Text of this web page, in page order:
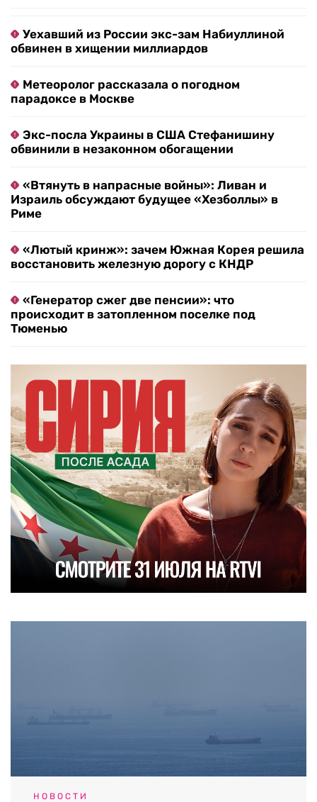
Уехавший из России экс-зам Набиуллиной
обвинен в хищении миллиардов
Метеоролог рассказала о погодном
парадоксе в Москве
Экс-посла Украины в США Стефанишину
обвинили в незаконном обогащении
«Втянуть в напрасные войны»: Ливан и
Израиль обсуждают будущее «Хезболлы» в
Риме
«Лютый кринж»: зачем Южная Корея решила
восстановить железную дорогу с КНДР
«Генератор сжег две пенсии»: что
происходит в затопленном поселке под
Тюменью
НОВОСТИ